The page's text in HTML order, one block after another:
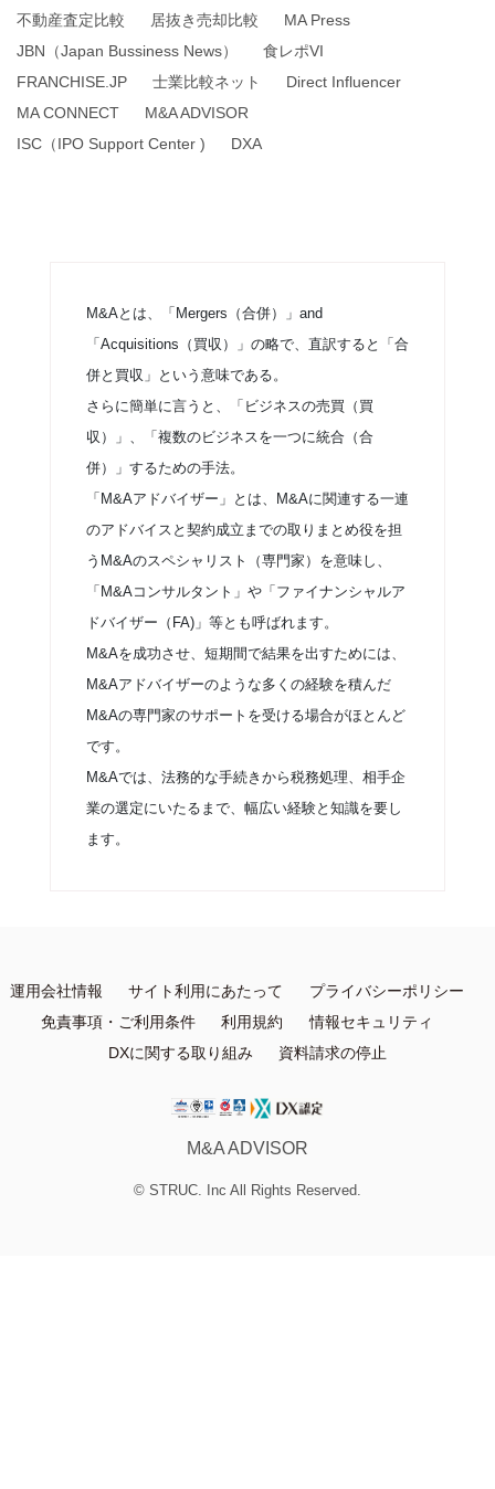
不動産査定比較
居抜き売却比較
MA Press
JBN（Japan Bussiness News）
食レポVI
FRANCHISE.JP
士業比較ネット
Direct Influencer
MA CONNECT
M&A ADVISOR
ISC（IPO Support Center )
DXA
M&Aとは、「Mergers（合併）」and
「Acquisitions（買収）」の略で、直訳すると「合
併と買収」という意味である。
さらに簡単に言うと、「ビジネスの売買（買
収）」、「複数のビジネスを一つに統合（合
併）」するための手法。
「M&Aアドバイザー」とは、M&Aに関連する一連
のアドバイスと契約成立までの取りまとめ役を担
うM&Aのスペシャリスト（専門家）を意味し、
「M&Aコンサルタント」や「ファイナンシャルア
ドバイザー（FA)」等とも呼ばれます。
M&Aを成功させ、短期間で結果を出すためには、
M&Aアドバイザーのような多くの経験を積んだ
M&Aの専門家のサポートを受ける場合がほとんど
です。
M&Aでは、法務的な手続きから税務処理、相手企
業の選定にいたるまで、幅広い経験と知識を要し
ます。
運用会社情報 サイト利用にあたって
プライバシーポリシー
免責事項・ご利用条件
利用規約
情報セキュリティ
DXに関する取り組み
資料請求の停止
M&A ADVISOR
© STRUC. Inc All Rights Reserved.